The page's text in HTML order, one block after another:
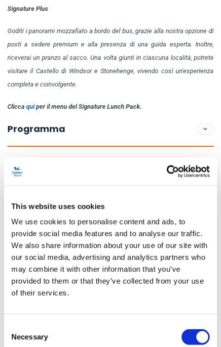
This website uses cookies
We use cookies to personalise content and ads, to
provide social media features and to analyse our traffic.
We also share information about your use of our site with
our social media, advertising and analytics partners who
may combine it with other information that you’ve
provided to them or that they’ve collected from your use
of their services.
Selection
Necessary
Signature Plus
Goditi i panorami mozzafiato a bordo del bus, grazie alla nostra opzione di
posti a sedere premium e alla presenza di una guida esperta. Inoltre,
riceverai un pranzo al sacco. Una volta giunti in ciascuna località, potrete
visitare il Castello di Windsor e Stonehenge, vivendo così un'esperienza
completa e coinvolgente.
Clicca quiper il menu del Signature Lunch Pack.
Programma
di partenza ;
Orario del check-in:7:30
Orario di partenza: 8:00
Punto di partenza:Fermata dell'autobus n. 1, Bulleid Way,
Victoria, Londra SW1W 9SR
posizione what3words:eager.play .forks
Indicazioni stradali da Victoria Station a Bulleid Way:
a destra dei binari del Gatwick Express. Girate a sinistra e
percorrete Buckingham Palace Road fino a raggiungere il
primo incrocio principale. Quando è possibile farlo in